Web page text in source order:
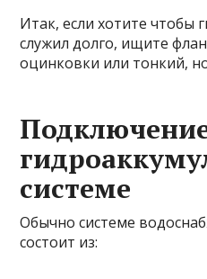
Итак, если хотите чтобы
служил долго, ищите
оцинковки или тонкий,
системе
Обычно системе
состоит из: